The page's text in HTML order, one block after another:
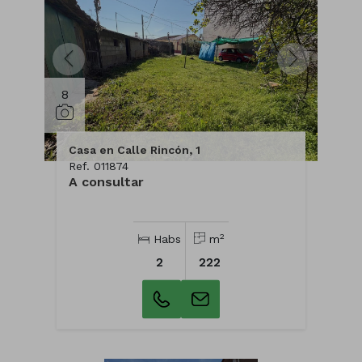
8
Casa en Calle Rincón, 1
Ref. 011874
A consultar
Habs
2
m2
222